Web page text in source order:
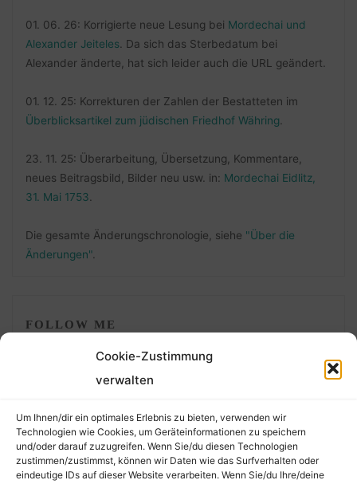
Cookie-Zustimmung
verwalten
Um Ihnen/dir ein optimales Erlebnis zu bieten, verwenden wir
Technologien wie Cookies, um Geräteinformationen zu speichern
und/oder darauf zuzugreifen. Wenn Sie/du diesen Technologien
zustimmen/zustimmst, können wir Daten wie das Surfverhalten oder
eindeutige IDs auf dieser Website verarbeiten. Wenn Sie/du Ihre/deine
01. 06. 26: Korrigierte neue Lesung bei Mordechai und
Alexander Jeiteles . Da sich das Sterbedatum bei
Alexander änderte, hat sich leider auch die URL geändert.
01. 12. 25: Korrekturen der Zahlen der Bestatteten im
Überblicksartikel zum jüdischen Friedhof Währing
23. 11. 25: Überarbeitung, Übersetzung, Kommentare,
neues Beitragsbild, Bilder neu usw. in: Mordechai Eidlitz,
31. Mai 1753
Die gesamte Änderungschronologie, siehe "Über die
Änderungen".
FOLLOW ME